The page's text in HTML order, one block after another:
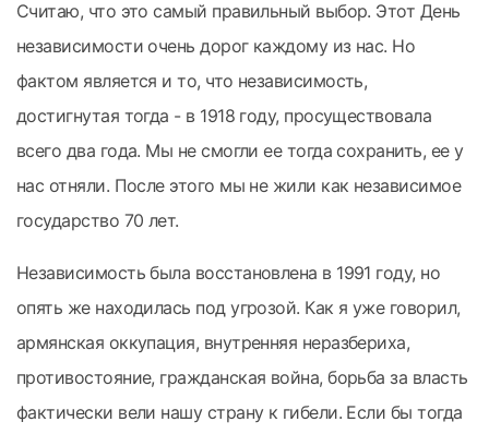
Считаю, что это самый правильный выбор. Этот День
независимости очень дорог каждому из нас. Но
фактом является и то, что независимость,
достигнутая тогда - в 1918 году, просуществовала
всего два года. Мы не смогли ее тогда сохранить, ее у
нас отняли. После этого мы не жили как независимое
государство 70 лет.
Независимость была восстановлена в 1991 году, но
опять же находилась под угрозой. Как я уже говорил,
армянская оккупация, внутренняя неразбериха,
противостояние, гражданская война, борьба за власть
фактически вели нашу страну к гибели. Если бы тогда